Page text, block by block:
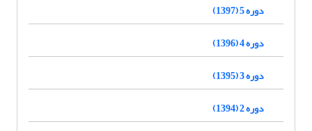
دوره 5 (1397)
دوره 4 (1396)
دوره 3 (1395)
دوره 2 (1394)